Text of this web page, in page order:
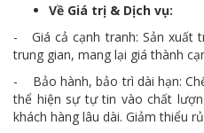
Về Giá trị & Dịch vụ:
- Giá cả cạnh tranh: Sản xuất
trung gian, mang lại giá thành
- Bảo hành, bảo trì dài hạn:
thể hiện sự tự tin vào chất
khách hàng lâu dài. Giảm thiểu